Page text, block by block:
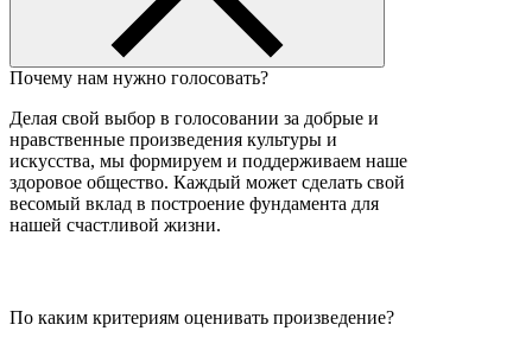
Почему нам нужно голосовать?
Делая свой выбор в голосовании за добрые и
нравственные произведения культуры и
искусства, мы формируем и поддерживаем наше
здоровое общество. Каждый может сделать свой
весомый вклад в построение фундамента для
нашей счастливой жизни.
По каким критериям оценивать произведение?